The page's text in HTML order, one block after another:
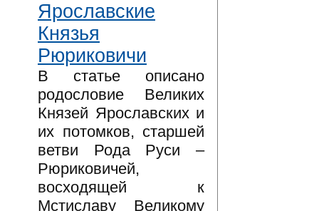
Ярославские
Князья
Рюриковичи
В статье описано
родословие Великих
Князей Ярославских и
их потомков, старшей
ветви Рода Руси –
Рюриковичей,
восходящей к
Мстиславу Великому